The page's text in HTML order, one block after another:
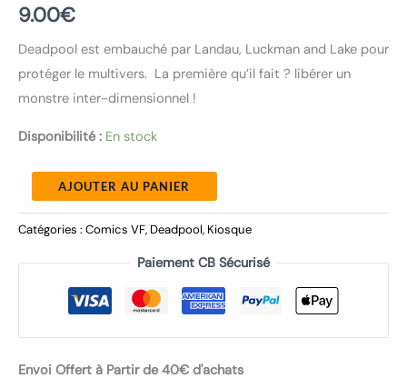
9.00€
Deadpool est embauché par Landau, Luckman and Lake pour
protéger le multivers. La première qu’il fait ? libérer un
monstre inter-dimensionnel !
Disponibilité : En stock
AJOUTER AU PANIER
Catégories : Comics VF, Deadpool, Kiosque
Paiement CB Sécurisé
Envoi Offert à Partir de 40€ d'achats